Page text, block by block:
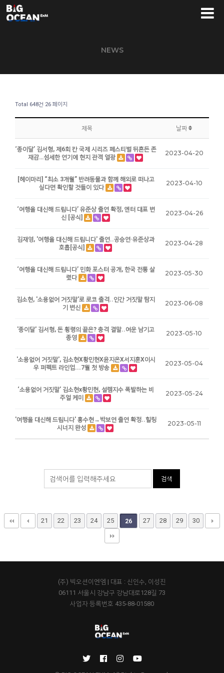
NEWS
Total 648건 26 페이지
제목 날짜
‘종이달’ 김서형, 제6회 칸 국제 시리즈 페스티벌 뒤흔든 존
재감…섬세한 연기에 현지 관객 열광
2023-04-20
[헤이마리] “최소 3개월” 반려동물과 함께 해외로 떠나고
싶다면 확인할 것들이 있다
2023-04-10
‘여행을 대신해 드립니다’ 유준상 출연 확정, 엔터 대표 변
신 [공식]
2023-04-26
김재영, '여행을 대신해 드립니다' 출연..공승연·유준상과
호흡[공식]
2023-04-28
‘여행을 대신해 드립니다’ 민화 포스터 공개, 한국 전통 살
렸다
2023-05-30
김소현, '소용없어 거짓말'로 로코 출격..인간 거짓말 탐지
기 변신
2023-06-08
'종이달' 김서형, 돈 횡령의 끝은? 충격 결말..여운 남기고
종영
2023-05-10
'소용없어 거짓말', 김소현X황민현X윤지온X서지훈X이시
우 퍼펙트 라인업...7월 첫 방송
2023-05-04
‘소용없어 거짓말’ 김소현x황민현, 설렘지수 폭발하는 비
주얼 케미
2023-05-24
'여행을 대신해 드립니다' 홍수현→박보연 출연 확정..힐링
시너지 완성
2023-05-11
검색
21 22 23 24 25 26 27 28 29 30
(주) 빅오션이엔엠 | 대표 : 신인수, 이성진
06111 서울시 강남구 강남대로128길 73
사업자 등록번호 435-88-01580